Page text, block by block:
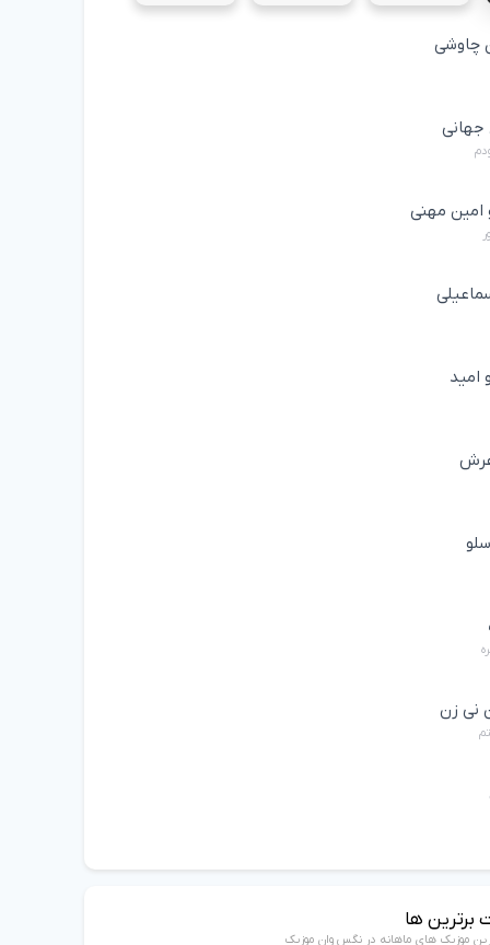
چاوشی
امین مهنی
امید
نی زن
برترین ها
موزیک های ماهانه در نگس وان موزیک